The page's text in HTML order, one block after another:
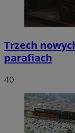
Trzech
parafiach
40